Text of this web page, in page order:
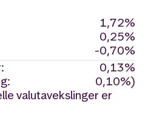
1,72%
0,25%
-0,70%
0,13%
0,10%)
valutavekslinger er